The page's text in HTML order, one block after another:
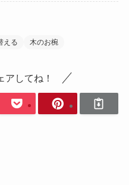
える 木のお椀
アしてね！